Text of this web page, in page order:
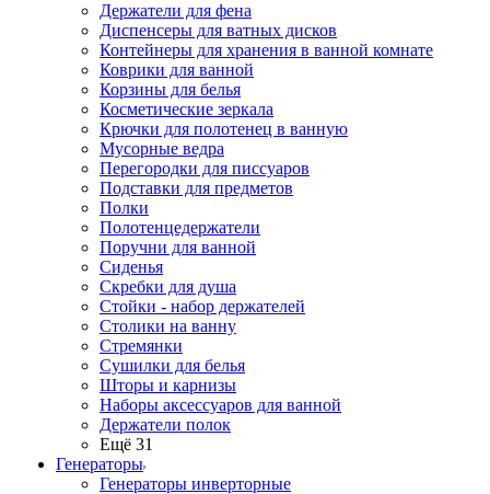
Держатели для фена
Диспенсеры для ватных дисков
Контейнеры для хранения в ванной комнате
Коврики для ванной
Корзины для белья
Косметические зеркала
Крючки для полотенец в ванную
Мусорные ведра
Перегородки для писсуаров
Подставки для предметов
Полки
Полотенцедержатели
Поручни для ванной
Сиденья
Скребки для душа
Стойки - набор держателей
Столики на ванну
Стремянки
Сушилки для белья
Шторы и карнизы
Наборы аксессуаров для ванной
Держатели полок
Ещё 31
Генераторы
Генераторы инверторные